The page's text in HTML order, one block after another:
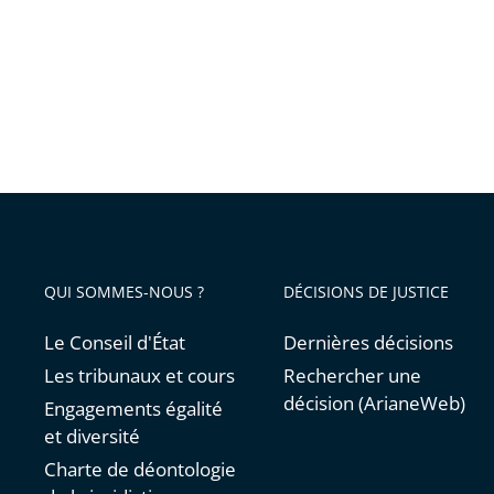
pour
le
QUI SOMMES-NOUS ?
Le Conseil d'État
Les tribunaux et cours
Engagements égalité
et diversité
Charte de déontologie
DÉCISIONS DE JUSTICE
Dernières décisions
Rechercher une
décision (ArianeWeb)